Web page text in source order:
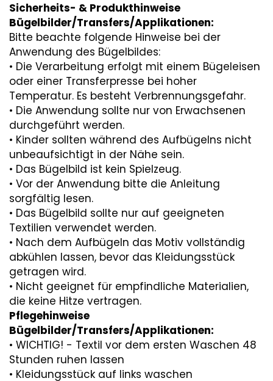
Sicherheits- & Produkthinweise
Bügelbilder/Transfers/Applikationen:
Bitte beachte folgende Hinweise bei der
Anwendung des Bügelbildes:
• Die Verarbeitung erfolgt mit einem Bügeleisen
oder einer Transferpresse bei hoher
Temperatur. Es besteht Verbrennungsgefahr.
• Die Anwendung sollte nur von Erwachsenen
durchgeführt werden.
• Kinder sollten während des Aufbügelns nicht
unbeaufsichtigt in der Nähe sein.
• Das Bügelbild ist kein Spielzeug.
• Vor der Anwendung bitte die Anleitung
sorgfältig lesen.
• Das Bügelbild sollte nur auf geeigneten
Textilien verwendet werden.
• Nach dem Aufbügeln das Motiv vollständig
abkühlen lassen, bevor das Kleidungsstück
getragen wird.
• Nicht geeignet für empfindliche Materialien,
die keine Hitze vertragen.
Pflegehinweise
Bügelbilder/Transfers/Applikationen:
• WICHTIG! - Textil vor dem ersten Waschen 48
Stunden ruhen lassen
• Kleidungsstück auf links waschen